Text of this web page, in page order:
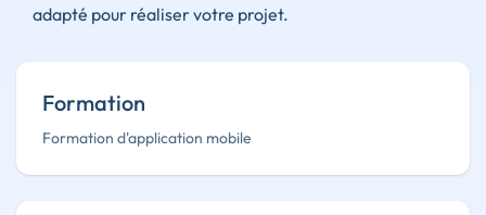
adapté pour réaliser votre projet.
Formation
Formation d'application mobile